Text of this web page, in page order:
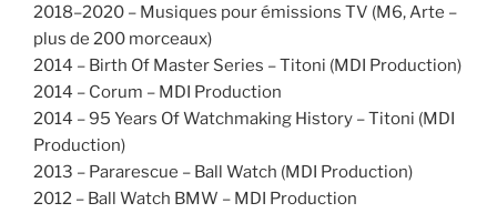
2018–2020 – Musiques pour émissions TV (M6, Arte –
plus de 200 morceaux)
2014 – Birth Of Master Series – Titoni (MDI Production)
2014 – Corum – MDI Production
2014 – 95 Years Of Watchmaking History – Titoni (MDI
Production)
2013 – Pararescue – Ball Watch (MDI Production)
2012 – Ball Watch BMW – MDI Production